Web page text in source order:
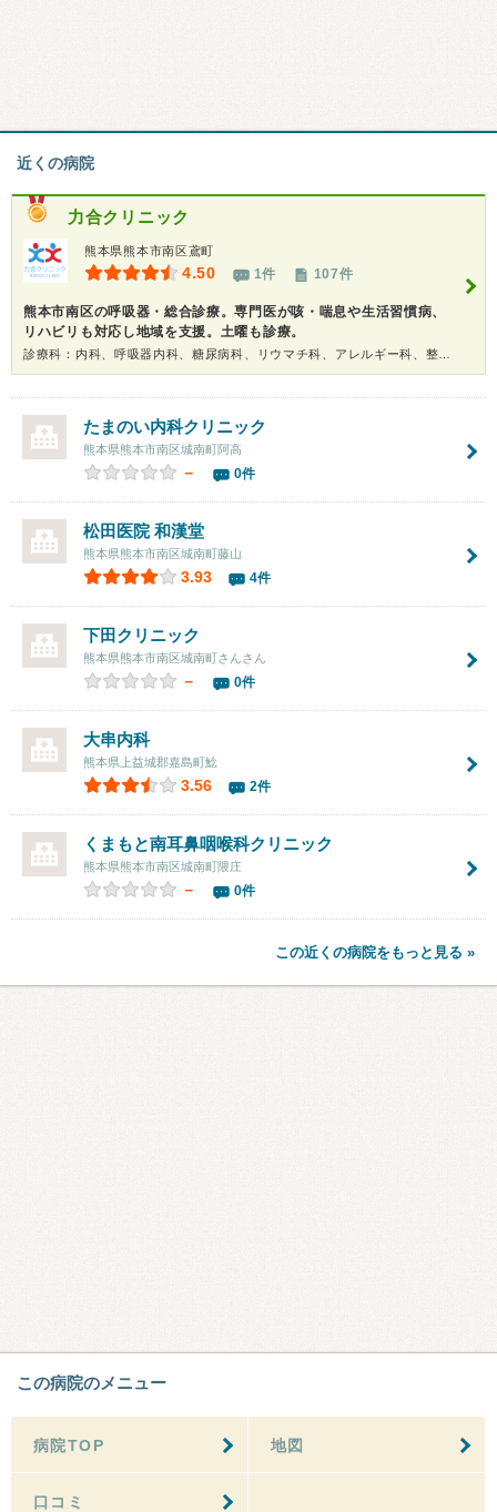
近くの病院
力合クリニック
熊本県熊本市南区鳶町
4.50 1件 107件
熊本市南区の呼吸器・総合診療。専門医が咳・喘息や生活習慣病、
リハビリも対応し地域を支援。土曜も診療。
たまのい内科クリニック
熊本県熊本市南区城南町阿高
－ 0件
松田医院 和漢堂
熊本県熊本市南区城南町藤山
3.93 4件
下田クリニック
熊本県熊本市南区城南町さんさん
－ 0件
大串内科
熊本県上益城郡嘉島町鯰
3.56 2件
くまもと南耳鼻咽喉科クリニック
熊本県熊本市南区城南町隈庄
－ 0件
この近くの病院をもっと見る »
この病院のメニュー
病院TOP 地図
口コミ